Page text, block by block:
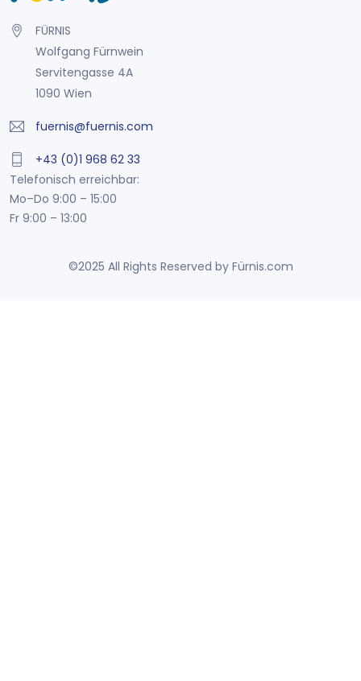
FÜRNIS
Wolfgang Fürnwein
Servitengasse 4A
1090 Wien
fuernis@fuernis.com
+43 (0)1 968 62 33
Telefonisch erreichbar:
Mo–Do 9:00 – 15:00
Fr 9:00 – 13:00
©2025 All Rights Reserved by Fürnis.com